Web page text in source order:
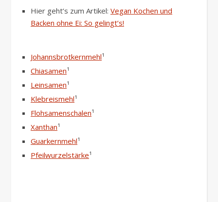
Hier geht’s zum Artikel: Vegan Kochen und
Backen ohne Ei: So gelingt’s!
Johannsbrotkernmehl¹
Chiasamen¹
Leinsamen¹
Klebreismehl¹
Flohsamenschalen¹
Xanthan¹
Guarkernmehl¹
Pfeilwurzelstärke¹